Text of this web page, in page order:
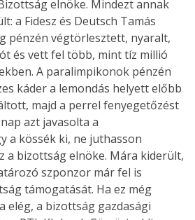
elnöke. Mindezt annak
a Fidesz és Deutsch Tamás
pénzén végtörlesztett, nyaralt,
és vett fel több, mint tíz millió
A paralimpikonok pénzén
káder a lemondás helyett előbb
majd a perrel fenyegetőzést
azt javasolta a
a kössék ki, ne juthasson
a bizottság elnöke. Mára kiderült,
szponzor már fel is
támogatását. Ha ez még
elég, a bizottság gazdasági